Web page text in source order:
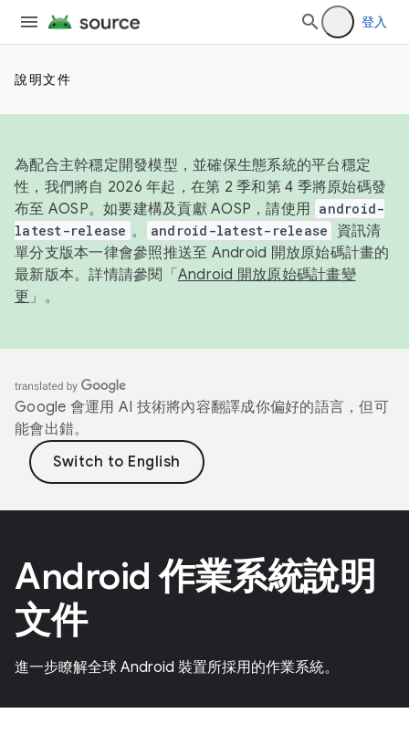
登入
說明文件
為配合主幹穩定開發模型，並確保生態系統的平台穩定
性，我們將自 2026 年起，在第 2 季和第 4 季將原始碼發
布至 AOSP。如要建構及貢獻 AOSP，請使用 android-
latest-release 。 android-latest-release
資訊清
單分支版本一律會參照推送至 Android 開放原始碼計畫的
最新版本。詳情請參閱「 Android 開放原始碼計畫變
更 」。
Google 會運用 AI 技術將內容翻譯成你偏好的語言，但可
能會出錯。
Android 作業系統說明
文件
進一步瞭解全球 Android 裝置所採用的作業系統。